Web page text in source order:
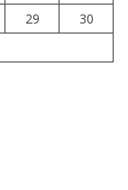
29
30